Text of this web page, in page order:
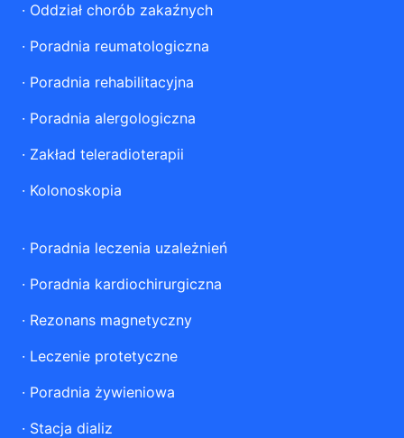
· Oddział chorób zakaźnych
· Poradnia reumatologiczna
· Poradnia rehabilitacyjna
· Poradnia alergologiczna
· Zakład teleradioterapii
· Kolonoskopia
· Poradnia leczenia uzależnień
· Poradnia kardiochirurgiczna
· Rezonans magnetyczny
· Leczenie protetyczne
· Poradnia żywieniowa
· Stacja dializ